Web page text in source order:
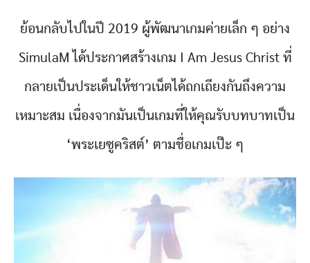
ย้อนกลับไปในปี 2019 ผู้พัฒนาเกมค่ายเล็ก ๆ อย่าง
SimulaM ได้ประกาศสร้างเกม I Am Jesus Christ ที่
กลายเป็นประเด็นให้ชาวเน็ตได้ถกเถียงกันถึงความ
เหมาะสม เนื่องจากมันเป็นเกมที่ให้คุณรับบทบาทเป็น
‘พระเยซูคริสต์’ ตามชื่อเกมเป๊ะ ๆ